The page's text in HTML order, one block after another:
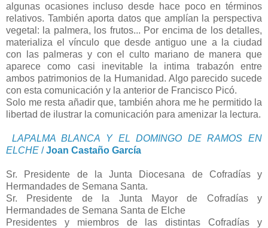
algunas ocasiones incluso desde hace poco en términos
relativos. También aporta datos que amplían la perspectiva
vegetal: la palmera, los frutos... Por encima de los detalles,
materializa el vínculo que desde antiguo une a la ciudad
con las palmeras y con el culto mariano de manera que
aparece como casi inevitable la intima trabazón entre
ambos patrimonios de la Humanidad. Algo parecido sucede
con esta comunicación y la anterior de Francisco Picó.
Solo me resta añadir que, también ahora me he permitido la
libertad de ilustrar la comunicación para amenizar la lectura.
LAPALMA BLANCA Y EL DOMINGO DE RAMOS EN
ELCHE /Joan Castaño García
Sr. Presidente de la Junta Diocesana de Cofradías y
Hermandades de Semana Santa.
Sr. Presidente de la Junta Mayor de Cofradías y
Hermandades de Semana Santa de Elche
Presidentes y miembros de las distintas Cofradías y